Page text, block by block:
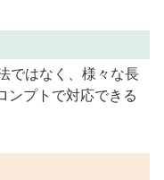
ではなく、様々な長
ンプトで対応できる